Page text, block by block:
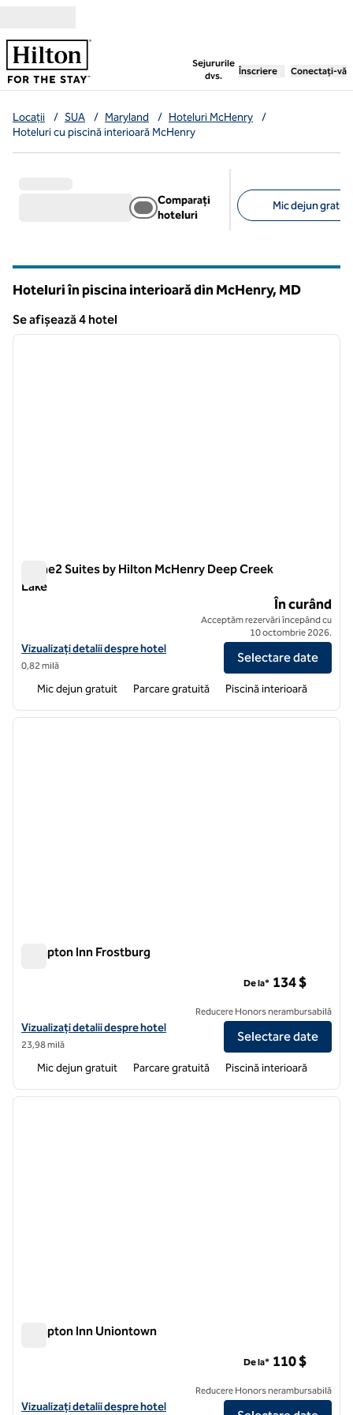
Sejururile
dvs.
, deschide o filă nouă
Înscriere Conectați-vă
Locații / SUA / Maryland / Hoteluri McHenry
/
Hoteluri cu piscină interioară McHenry
Comparați
hoteluri
Mic dejun gratuit
Hoteluri în piscina interioară din McHenry, MD
Se afișează 4 hotel
Se afișează 4 hotel
1 din 11
Home2 Suites by Hilton McHenry Deep Creek
Lake
Home2 Suites by Hilton McHenry Deep Creek Lake
Vizualizați detaliile hotelului pentru Home2 Suites by Hilton
Vizualizați detalii despre hotel
0,82 milă
În curând
Acceptăm rezervări începând cu
10 octombrie 2026.
Selectare date
Mic dejun gratuit Parcare gratuită Piscină interioară
1 din 12
Hampton Inn Frostburg
Vizualizați detaliile hotelului Hampton Inn Frostburg
Vizualizați detalii despre hotel
23,98 milă
De la* 134 $
Reducere Honors nerambursabilă
Selectare date
Mic dejun gratuit Parcare gratuită Piscină interioară
1 din 12
Hampton Inn Uniontown
Vizualizați detaliile hotelului Hampton Inn Uniontown
Vizualizați detalii despre hotel
De la* 110 $
Reducere Honors nerambursabilă